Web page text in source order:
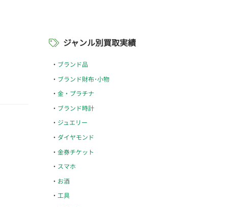
ジャンル別買取実績
ブランド品
ブランド財布･小物
金・プラチナ
ブランド時計
ジュエリー
ダイヤモンド
金券チケット
スマホ
お酒
工具